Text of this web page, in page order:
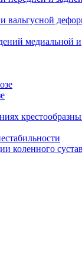
вальгусной
медиальной и
коленного